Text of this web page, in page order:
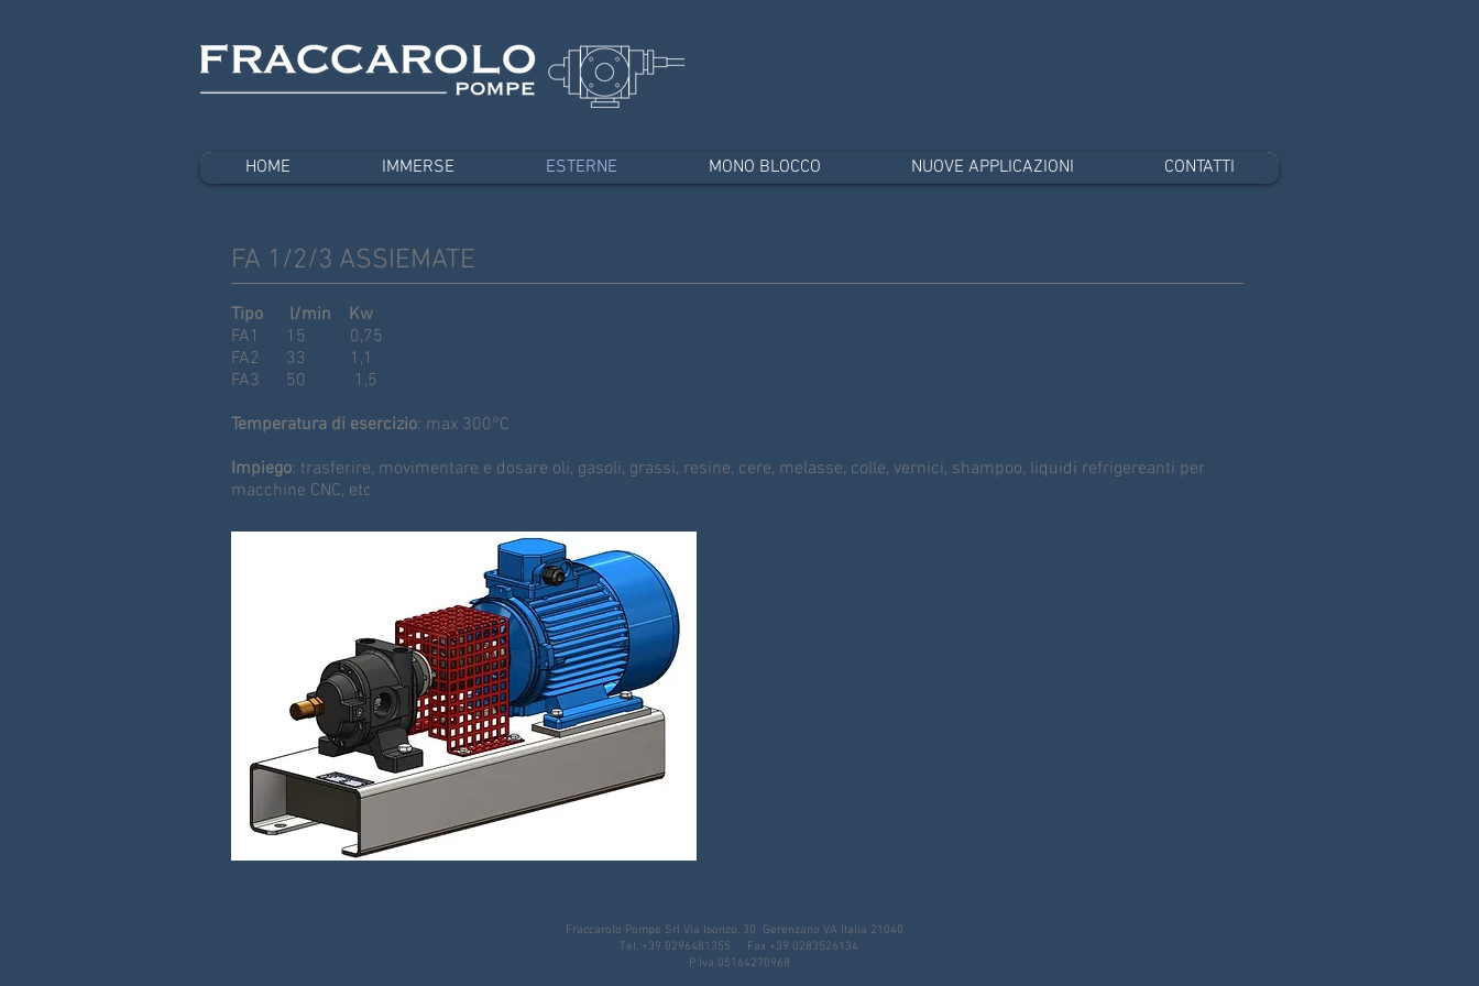
HOME IMMERSE ESTERNE MONO BLOCCO NUOVE APPLICAZIONI CONTATTI
FA 1/2/3 ASSIEMATE
Tipo l/min Kw
FA1 15 0,75
FA2 33 1,1
FA3 50 1,5
Temperatura di esercizio: max 300°C
Impiego: trasferire, movimentare e dosare oli, gasoli, grassi, resine, cere, melasse, colle, vernici, shampoo, liquidi refrigereanti per
macchine CNC, etc
Fraccarolo Pompe Srl Via Isonzo, 30 Gerenzano VA Italia 21040
Tel. +39 0296481355 Fax +39 0283526134
P Iva 05164270968